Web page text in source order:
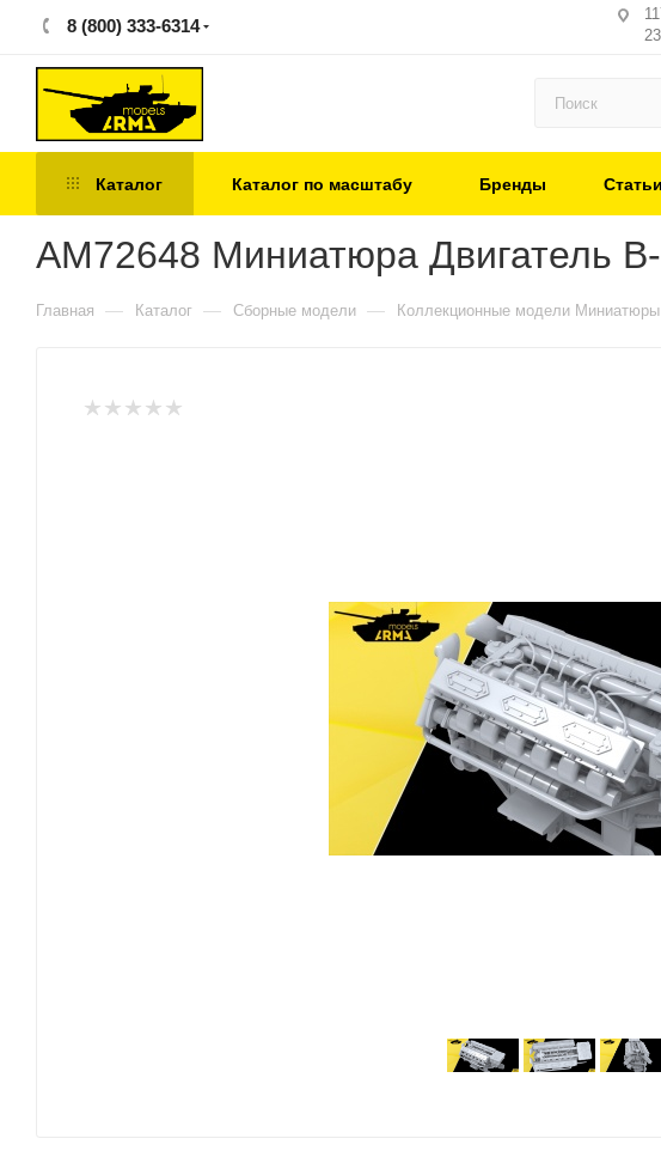
8 (800) 333-6314
Каталог Каталог по масштабу Бренды Статьи
AM72648 Миниатюра Двигатель
Главная — Каталог — Сборные модели — Коллекционные модели Миниатюры